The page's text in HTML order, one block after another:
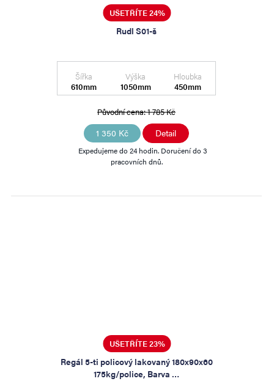
UŠETŘÍTE 24%
Rudl S01-š
Šířka
610mm
Výška
1050mm
Hloubka
450mm
Původní cena:1 785 Kč
1 350 Kč Detail
Expedujeme do 24 hodin. Doručení do 3
pracovních dnů.
UŠETŘÍTE 23%
Regál 5-ti policový lakovaný 180x90x60
175kg/police, Barva …